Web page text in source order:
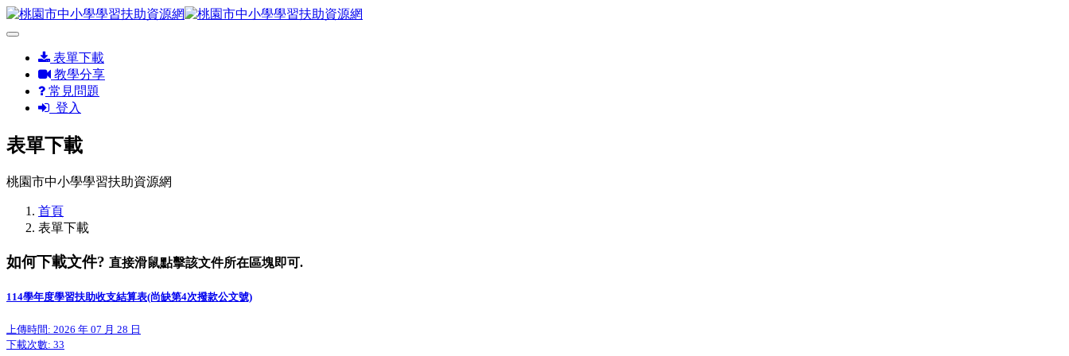
表單下載
教學分享
常見問題
登入
表單下載
桃園市中小學學習扶助資源網
首頁
表單下載
如何下載文件? 直接滑鼠點擊該文件所在區塊即可.
114學年度學習扶助收支結算表(尚缺第4次撥款公文號)
上傳時間: 2026 年 07 月 28 日
下載次數: 33